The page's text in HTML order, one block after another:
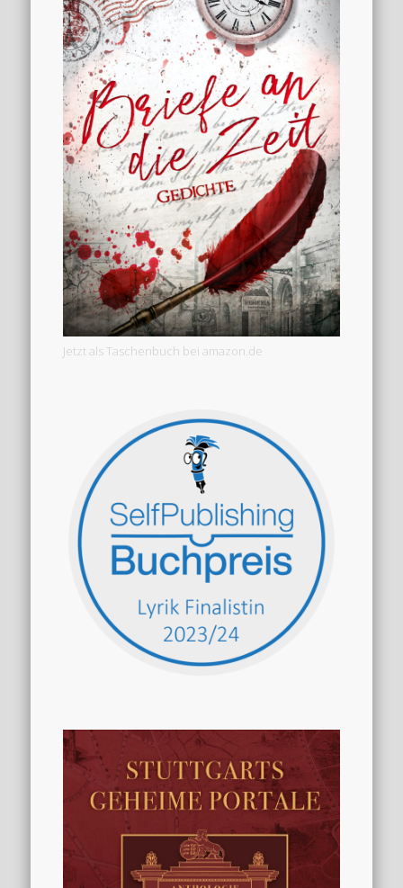
Jetzt als Taschenbuch bei amazon.de